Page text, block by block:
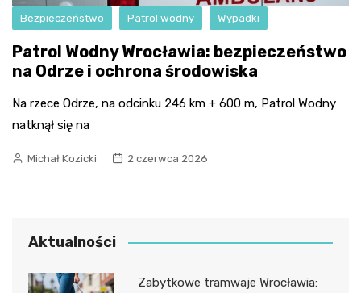
Bezpieczeństwo Patrol wodny Wypadki
Patrol Wodny Wrocławia: bezpieczeństwo
na Odrze i ochrona środowiska
Na rzece Odrze, na odcinku 246 km + 600 m, Patrol Wodny
natknął się na
Michał Kozicki 2 czerwca 2026
Aktualności
Zabytkowe tramwaje Wrocławia: